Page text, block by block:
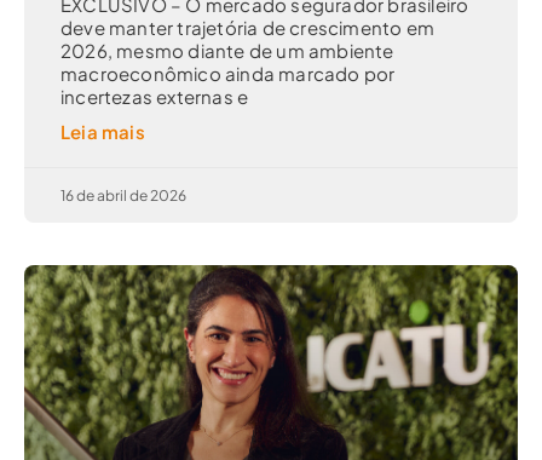
deve manter trajetória de crescimento em
2026, mesmo diante de um ambiente
macroeconômico ainda marcado por
incertezas externas e
Leia mais
16 de abril de 2026